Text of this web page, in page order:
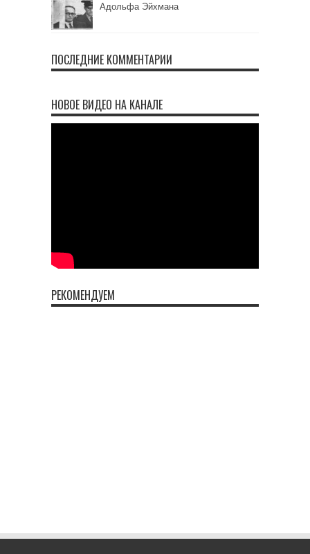
Адольфа Эйхмана
ПОСЛЕДНИЕ КОММЕНТАРИИ
НОВОЕ ВИДЕО НА КАНАЛЕ
РЕКОМЕНДУЕМ